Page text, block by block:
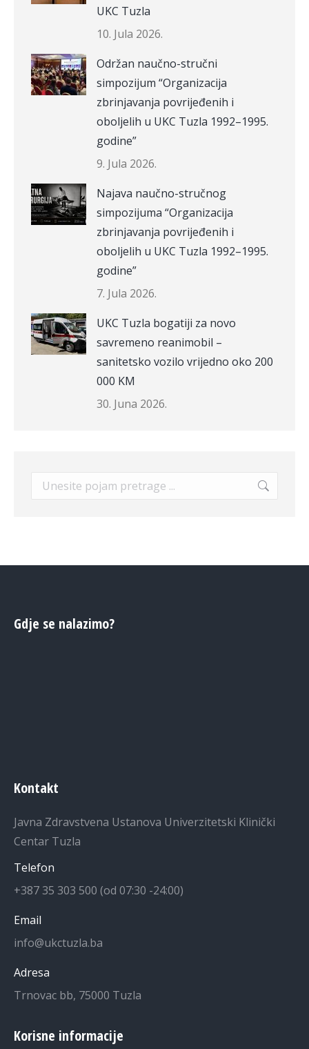
UKC Tuzla
10. Jula 2026.
Održan naučno-stručni
simpozijum “Organizacija
zbrinjavanja povrijeđenih i
oboljelih u UKC Tuzla 1992–1995.
godine”
9. Jula 2026.
Najava naučno-stručnog
simpozijuma “Organizacija
zbrinjavanja povrijeđenih i
oboljelih u UKC Tuzla 1992–1995.
godine”
7. Jula 2026.
UKC Tuzla bogatiji za novo
savremeno reanimobil –
sanitetsko vozilo vrijedno oko 200
000 KM
30. Juna 2026.
Search:
Gdje se nalazimo?
Kontakt
Javna Zdravstvena Ustanova Univerzitetski Klinički
Centar Tuzla
Telefon
+387 35 303 500 (od 07:30 -24:00)
Email
info@ukctuzla.ba
Adresa
Trnovac bb, 75000 Tuzla
Korisne informacije